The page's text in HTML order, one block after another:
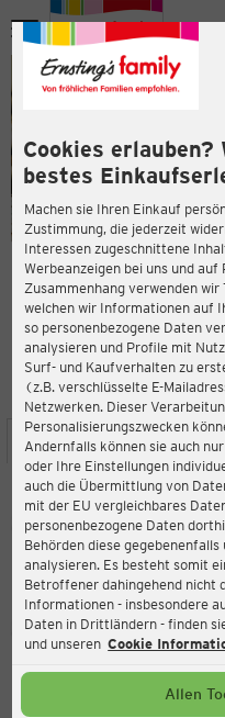
Cookies
bestes
Machen sie Ihren Einkauf
Zustimmung, die jederzeit
Interessen zugeschnittene
Werbeanzeigen bei uns und
Zusammenhang verwenden wir
welchen wir Informationen auf
so personenbezogene Daten
analysieren und Profile mit
Surf- und Kaufverhalten zu
(z.B. verschlüsselte E-
Netzwerken. Dieser
Personalisierungszwecken
Andernfalls können sie auch
oder Ihre Einstellungen
auch die Übermittlung von
mit der EU vergleichbares
personenbezogene Daten
Behörden diese
analysieren. Es besteht somit
Betroffener dahingehend nicht
Informationen - insbesondere
Daten in Drittländern - finden
und unseren Cookie
Allen
Menü
4,0
STANDORT SERVICES
Ernsting's
Nordersteinstraße
Aktuell:
Geöffnet